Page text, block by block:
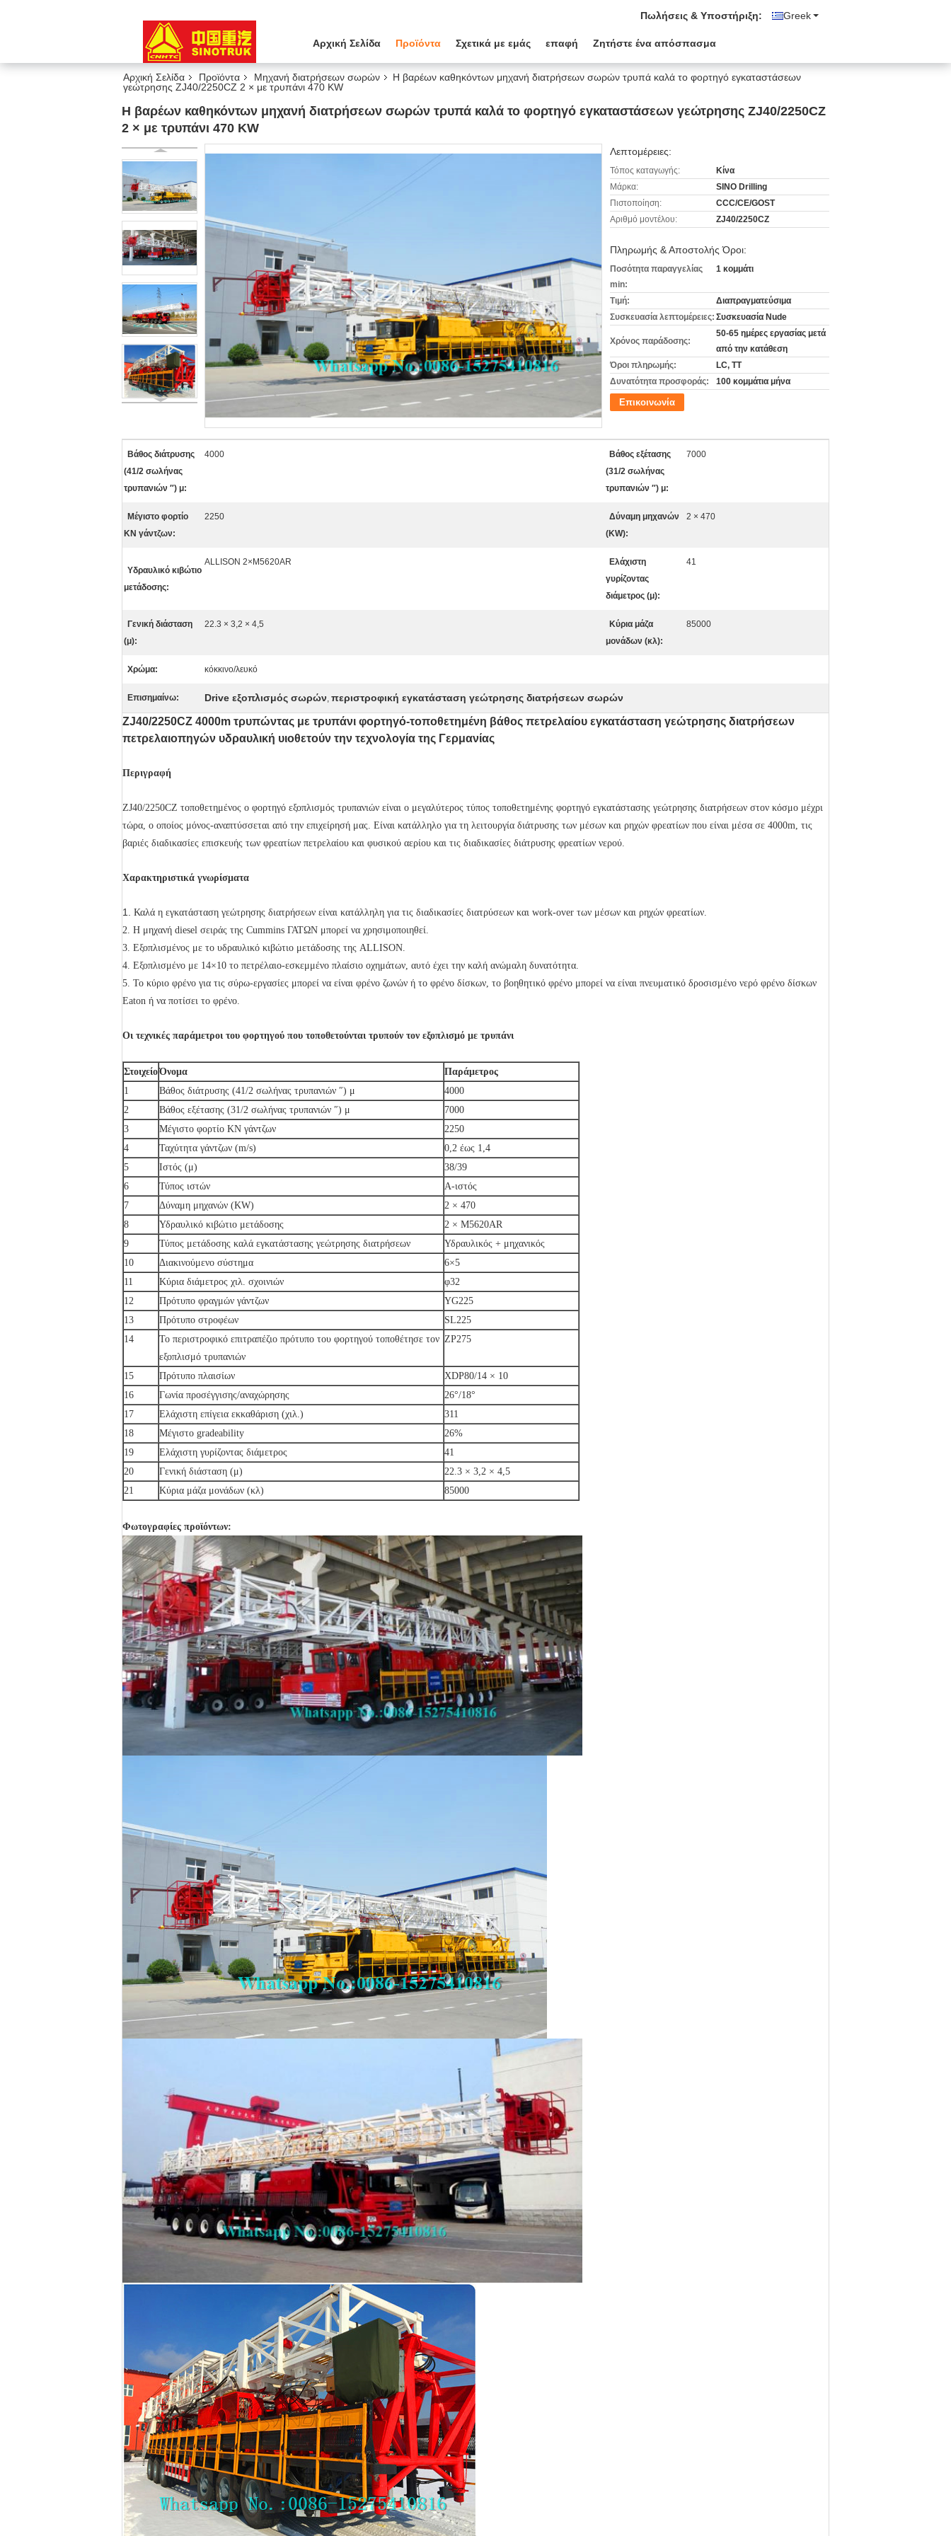
Greek
Πωλήσεις & Υποστήριξη:
Αρχική Σελίδα Προϊόντα Σχετικά με εμάς επαφή Ζητήστε ένα απόσπασμα
Αρχική Σελίδα Προϊόντα Μηχανή διατρήσεων σωρών
Η βαρέων καθηκόντων μηχανή διατρήσεων σωρών τρυπά καλά το φορτηγό εγκαταστάσεων
γεώτρησης ZJ40/2250CZ 2 × με τρυπάνι 470 KW
Η βαρέων καθηκόντων μηχανή διατρήσεων σωρών τρυπά καλά το φορτηγό εγκαταστάσεων γεώτρησης ZJ40/2250CZ
2 × με τρυπάνι 470 KW
Λεπτομέρειες:
Τόπος καταγωγής:
Κίνα
Μάρκα:
SINO Drilling
Πιστοποίηση:
CCC/CE/GOST
Αριθμό μοντέλου:
ZJ40/2250CZ
Πληρωμής & Αποστολής Όροι:
Ποσότητα παραγγελίας
min:
1 κομμάτι
Τιμή:
Διαπραγματεύσιμα
Συσκευασία λεπτομέρειες: Συσκευασία Nude
Χρόνος παράδοσης:
50-65 ημέρες εργασίας μετά
από την κατάθεση
Όροι πληρωμής:
LC, TT
Δυνατότητα προσφοράς:
100 κομμάτια μήνα
Επικοινωνία
Βάθος διάτρυσης
(41/2 σωλήνας
τρυπανιών ″) μ:
4000
Βάθος εξέτασης
(31/2 σωλήνας
τρυπανιών ″) μ:
7000
Μέγιστο φορτίο
KN γάντζων:
2250
Δύναμη μηχανών
(KW):
2 × 470
Υδραυλικό κιβώτιο
μετάδοσης:
ALLISON 2×M5620AR
Ελάχιστη
γυρίζοντας
διάμετρος (μ):
41
Γενική διάσταση
(μ):
22.3 × 3,2 × 4,5
Κύρια μάζα
μονάδων (κλ):
85000
Χρώμα: κόκκινο/λευκό
Επισημαίνω: Drive εξοπλισμός σωρών, περιστροφική εγκατάσταση γεώτρησης διατρήσεων σωρών
ZJ40/2250CZ 4000m τρυπώντας με τρυπάνι φορτηγό-τοποθετημένη βάθος πετρελαίου εγκατάσταση γεώτρησης διατρήσεων
πετρελαιοπηγών υδραυλική υιοθετούν την τεχνολογία της Γερμανίας
Περιγραφή
ZJ40/2250CZ τοποθετημένος ο φορτηγό εξοπλισμός τρυπανιών είναι ο μεγαλύτερος τύπος τοποθετημένης φορτηγό εγκατάστασης γεώτρησης διατρήσεων στον κόσμο μέχρι
τώρα, ο οποίος μόνος-αναπτύσσεται από την επιχείρησή μας. Είναι κατάλληλο για τη λειτουργία διάτρυσης των μέσων και ρηχών φρεατίων που είναι μέσα σε 4000m, τις
βαριές διαδικασίες επισκευής των φρεατίων πετρελαίου και φυσικού αερίου και τις διαδικασίες διάτρυσης φρεατίων νερού.
Χαρακτηριστικά γνωρίσματα
1. Καλά η εγκατάσταση γεώτρησης διατρήσεων είναι κατάλληλη για τις διαδικασίες διατρύσεων και work-over των μέσων και ρηχών φρεατίων.
2. Η μηχανή diesel σειράς της Cummins ΓΑΤΩΝ μπορεί να χρησιμοποιηθεί.
3. Εξοπλισμένος με το υδραυλικό κιβώτιο μετάδοσης της ALLISON.
4. Εξοπλισμένο με 14×10 το πετρέλαιο-εσκεμμένο πλαίσιο οχημάτων, αυτό έχει την καλή ανώμαλη δυνατότητα.
5. Το κύριο φρένο για τις σύρω-εργασίες μπορεί να είναι φρένο ζωνών ή το φρένο δίσκων, το βοηθητικό φρένο μπορεί να είναι πνευματικό δροσισμένο νερό φρένο δίσκων
Eaton ή να ποτίσει το φρένο.
Οι τεχνικές παράμετροι του φορτηγού που τοποθετούνται τρυπούν τον εξοπλισμό με τρυπάνι
ΣτοιχείοΌνομα
Παράμετρος
1
Βάθος διάτρυσης (41/2 σωλήνας τρυπανιών ″) μ
4000
2
Βάθος εξέτασης (31/2 σωλήνας τρυπανιών ″) μ
7000
3
Μέγιστο φορτίο KN γάντζων
2250
4
Ταχύτητα γάντζων (m/s)
0,2 έως 1,4
5
Ιστός (μ)
38/39
6
Τύπος ιστών
Α-ιστός
7
Δύναμη μηχανών (KW)
2 × 470
8
Υδραυλικό κιβώτιο μετάδοσης
2 × M5620AR
9
Τύπος μετάδοσης καλά εγκατάστασης γεώτρησης διατρήσεων
Υδραυλικός + μηχανικός
10
Διακινούμενο σύστημα
6×5
11
Κύρια διάμετρος χιλ. σχοινιών
φ32
12
Πρότυπο φραγμών γάντζων
YG225
13
Πρότυπο στροφέων
SL225
14
Το περιστροφικό επιτραπέζιο πρότυπο του φορτηγού τοποθέτησε τον
εξοπλισμό τρυπανιών
ZP275
15 Πρότυπο πλαισίων
XDP80/14 × 10
16
Γωνία προσέγγισης/αναχώρησης
26°/18°
17
Ελάχιστη επίγεια εκκαθάριση (χιλ.)
311
18
Μέγιστο gradeability
26%
19
Ελάχιστη γυρίζοντας διάμετρος
41
20
Γενική διάσταση (μ)
22.3 × 3,2 × 4,5
21
Κύρια μάζα μονάδων (κλ) 85000
Φωτογραφίες προϊόντων: